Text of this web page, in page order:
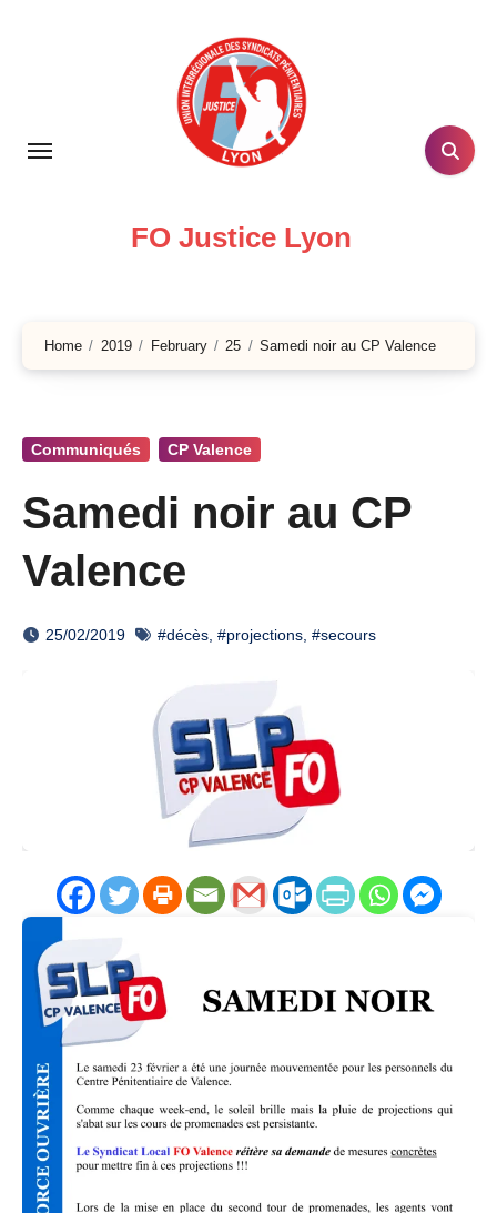
FO Justice Lyon
Home 2019 February 25 Samedi noir au CP Valence
Communiqués CP Valence
Samedi noir au CP
Valence
25/02/2019 #décès #projections #secours